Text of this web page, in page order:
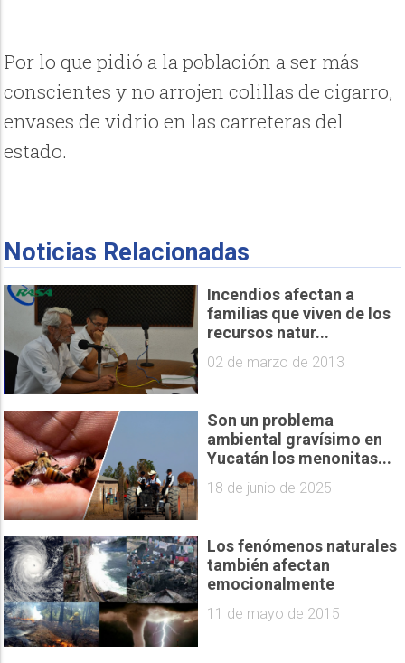
Por lo que pidió a la población a ser más
conscientes y no arrojen colillas de cigarro,
envases de vidrio en las carreteras del
estado.
Noticias Relacionadas
Incendios afectan a
familias que viven de los
recursos natur...
02 de marzo de 2013
Son un problema
ambiental gravísimo en
Yucatán los menonitas...
18 de junio de 2025
Los fenómenos naturales
también afectan
emocionalmente
11 de mayo de 2015